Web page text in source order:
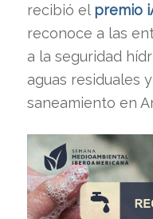
recibió el premio
reconoce a las
a la seguridad
aguas residuales
saneamiento en